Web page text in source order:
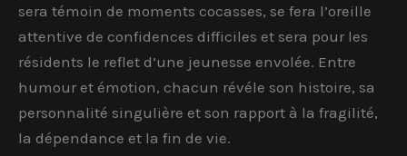
sera témoin de moments cocasses, se fera l’oreille
attentive de confidences difficiles et sera pour les
résidents le reflet d’une jeunesse envolée. Entre
humour et émotion, chacun révéle son histoire, sa
personnalité singulière et son rapport à la fragilité,
la dépendance et la fin de vie.